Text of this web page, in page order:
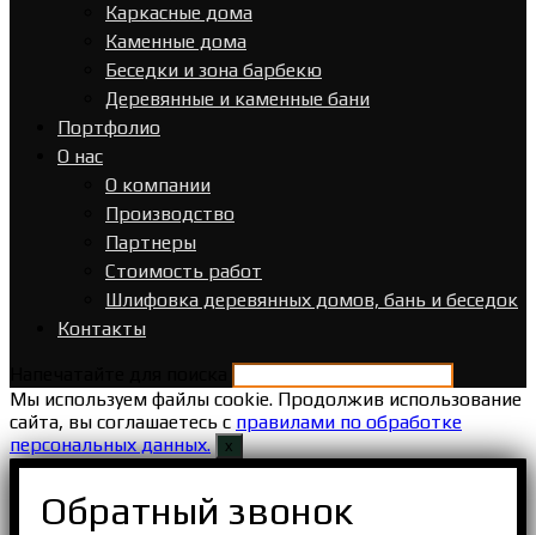
Каркасные дома
Каменные дома
Беседки и зона барбекю
Деревянные и каменные бани
Портфолио
О нас
О компании
Производство
Партнеры
Стоимость работ
Шлифовка деревянных домов, бань и беседок
Контакты
Мы используем файлы cookie. Продолжив использование
сайта, вы соглашаетесь с правилами по обработке
персональных данных.
х
Обратный звонок